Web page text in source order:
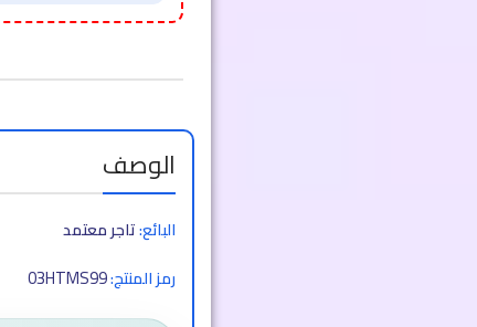
الوصف
البائع:تاجر معتمد
رمز المنتج:03HTMS99